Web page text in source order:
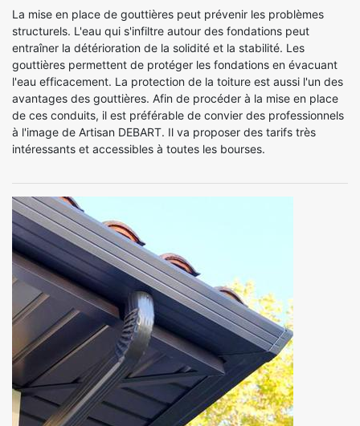
La mise en place de gouttières peut prévenir les problèmes
structurels. L'eau qui s'infiltre autour des fondations peut
entraîner la détérioration de la solidité et la stabilité. Les
gouttières permettent de protéger les fondations en évacuant
l'eau efficacement. La protection de la toiture est aussi l'un des
avantages des gouttières. Afin de procéder à la mise en place
de ces conduits, il est préférable de convier des professionnels
à l'image de Artisan DEBART. Il va proposer des tarifs très
intéressants et accessibles à toutes les bourses.